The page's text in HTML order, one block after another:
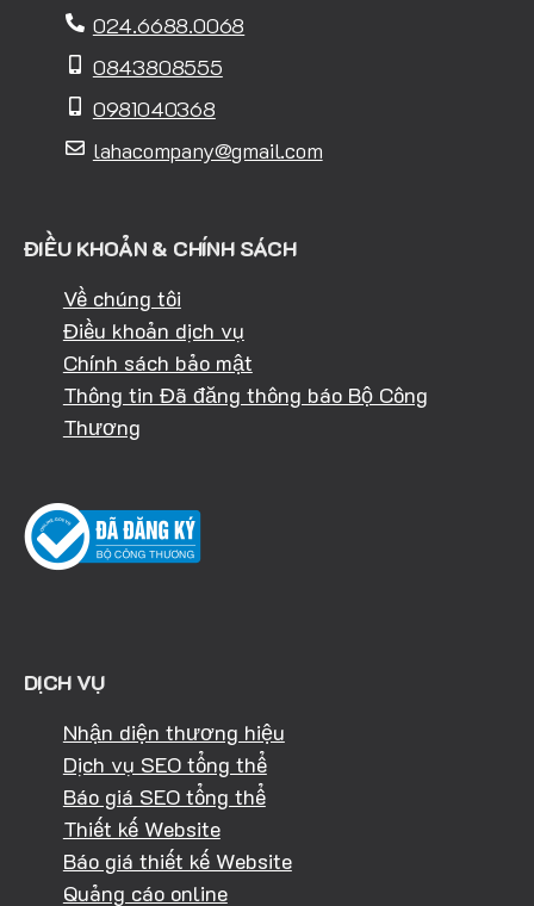
024.6688.0068
0843808555
0981040368
lahacompany@gmail.com
ĐIỀU KHOẢN & CHÍNH SÁCH
Về chúng tôi
Điều khoản dịch vụ
Chính sách bảo mật
Thông tin Đã đăng thông báo Bộ Công
Thương
DỊCH VỤ
Nhận diện thương hiệu
Dịch vụ SEO tổng thể
Báo giá SEO tổng thể
Thiết kế Website
Báo giá thiết kế Website
Quảng cáo online